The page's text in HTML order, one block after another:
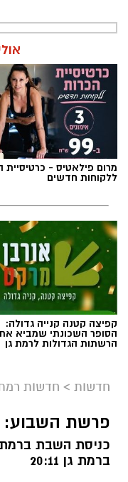
מרום פילאטיס - כרטיסיית
ללקוחות חדשים
קפיצה קטנה קנייה גדולה:
הסופר השכונתי שמביא
הרשתות הגדולות לרמת גן
חדשות > חדשות
פרשת
ברמת גן 20:11